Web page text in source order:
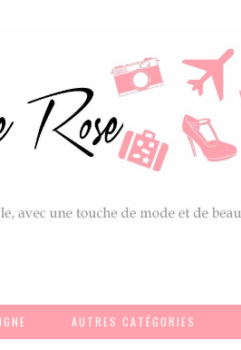
AUTRES CATÉGORIES